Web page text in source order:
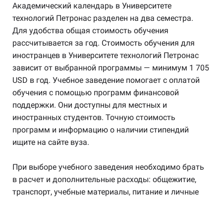
Академический календарь в Университете
технологий Петронас разделен на два семестра.
Для удобства общая стоимость обучения
рассчитывается за год. Стоимость обучения для
иностранцев в Университете технологий Петронас
зависит от выбранной программы — минимум 1 705
USD в год. Учебное заведение помогает с оплатой
обучения с помощью программ финансовой
поддержки. Они доступны для местных и
иностранных студентов. Точную стоимость
программ и информацию о наличии стипендий
ищите на сайте вуза.
При выборе учебного заведения необходимо брать
в расчет и дополнительные расходы: общежитие,
транспорт, учебные материалы, питание и личные